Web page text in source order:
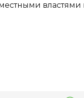
властями